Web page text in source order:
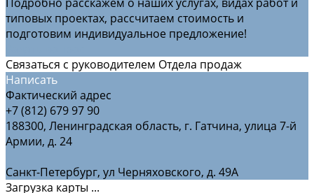
типовых проектах, рассчитаем стоимость и
подготовим индивидуальное предложение!
Связаться с руководителем Отдела продаж
Написать
Фактический адрес
+7 (812) 679 97 90
188300, Ленинградская область, г. Гатчина, улица 7-й
Армии, д. 24
Санкт-Петербург, ул Черняховского, д. 49А
Загрузка карты ...